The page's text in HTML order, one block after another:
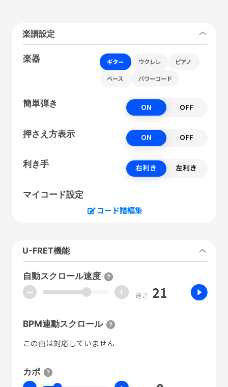
楽譜設定
楽器 ギター ウクレレ ピアノ
ベース パワーコード
簡単弾き ON OFF
押さえ方表示 ON OFF
利き手 右利き 左利き
マイコード設定
コード譜編集
U-FRET機能
自動スクロール速度
ー + 速さ 21
BPM連動スクロール
この曲は対応していません
カポ